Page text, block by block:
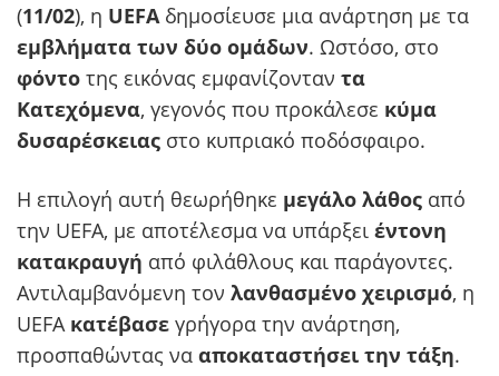
(11/02), η UEFAδημοσίευσε μια ανάρτηση με τα
εμβλήματα των δύο ομάδων. Ωστόσο, στο
φόντο της εικόνας εμφανίζονταν τα
Κατεχόμενα, γεγονός που προκάλεσε κύμα
δυσαρέσκειας στο κυπριακό ποδόσφαιρο.
Η επιλογή αυτή θεωρήθηκε μεγάλο λάθος από
την UEFA, με αποτέλεσμα να υπάρξει έντονη
κατακραυγή από φιλάθλους και παράγοντες.
Αντιλαμβανόμενη τον λανθασμένο χειρισμό, η
UEFA κατέβασε γρήγορα την ανάρτηση,
προσπαθώντας να αποκαταστήσει την τάξη.